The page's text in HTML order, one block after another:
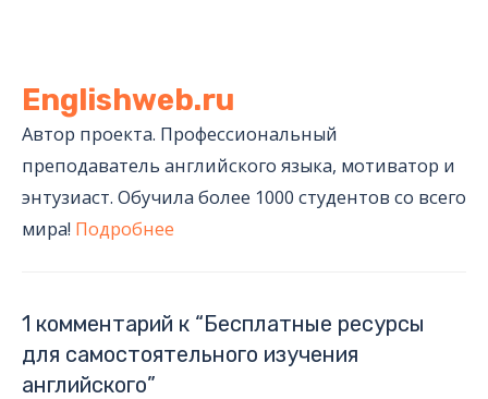
Englishweb.ru
Автор проекта. Профессиональный
преподаватель английского языка, мотиватор и
энтузиаст. Обучила более 1000 студентов со всего
мира! Подробнее
1 комментарий к “Бесплатные ресурсы
для самостоятельного изучения
английского”